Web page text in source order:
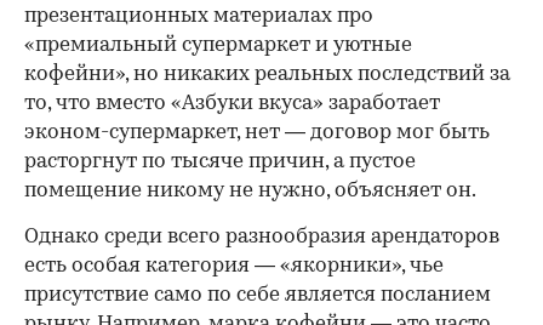
презентационных материалах про
«премиальный супермаркет и уютные
кофейни», но никаких реальных последствий за
то, что вместо «Азбуки вкуса» заработает
эконом-супермаркет, нет — договор мог быть
расторгнут по тысяче причин, а пустое
помещение никому не нужно, объясняет он.
Однако среди всего разнообразия арендаторов
есть особая категория — «якорники», чье
присутствие само по себе является посланием